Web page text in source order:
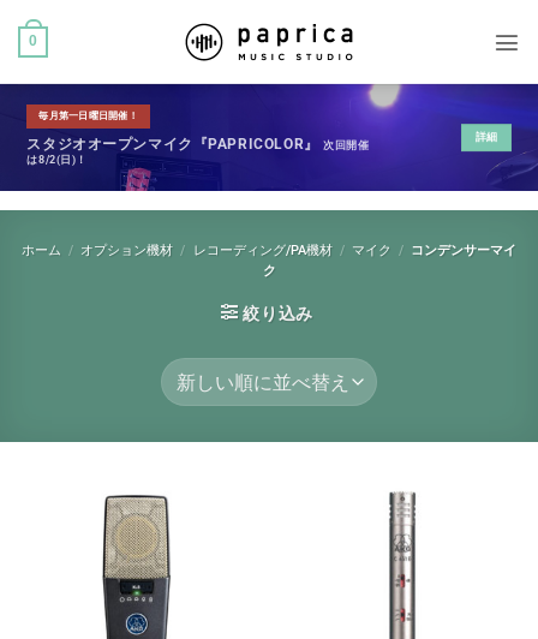
0
毎月第一日曜日開催！
スタジオオープンマイク『PAPRICOLOR』次回開催
は8/2(日)！
詳細
ホーム / オプション機材 / レコーディング/PA機材 / マイク / コンデンサーマイ
ク
絞り込み